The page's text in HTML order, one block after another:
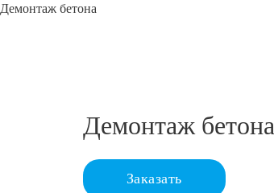
Демонтаж бетона
Демонтаж бетона
Заказать